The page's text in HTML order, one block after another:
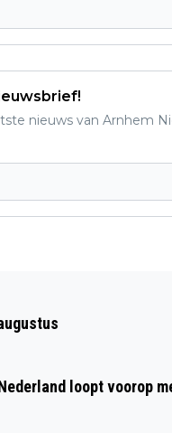
nieuws van Arnhem
VOOR
loopt voorop